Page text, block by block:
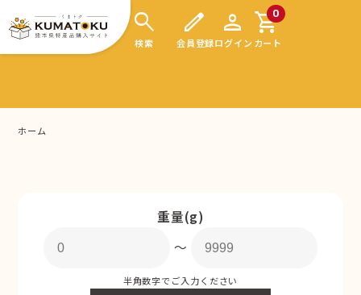
search
検索
edit
会員登録
person
ログイン
0
shopping_cart
カート
ホーム
重量(g)
〜
半角数字でご入力ください